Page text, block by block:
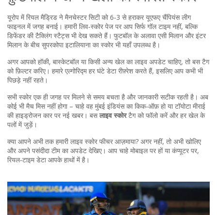
यूरोप में रियल मैड्रिड ने मैनचेस्टर सिटी को 6‑3 से हराकर यूएफए चैंपियंस लीग
फाइनल में जगह बनाई। हमारी लिव‑स्कोर पेज पर आप सिर्फ गॉल टाइम नहीं, बल्कि
डिफेंडर की टैक्लिंग स्टैट्स भी देख सकते हैं। फुटबॉल के अलावा एसी मिलान और इंटर
मिलान के बीच सुपरकोपा इटालियाना का स्कोर भी यहाँ उपलब्ध है।
अगर आपको हॉकी, बास्केटबॉल या किसी अन्य खेल का लाइव अपडेट चाहिए, तो बस टैग
को फ़िल्टर करिए। हमारे एल्गोरिद्म हर घंटे डेटा रीफ़्रेश करते हैं, इसलिए आप कभी भी
पिछड़े नहीं रहते।
सभी स्कोर एक ही जगह पर मिलने से समय बचता है और जानकारी सटीक रहती है। अब
कोई भी मैच मिस नहीं होगा – चाहे वह मुंबई इंडियंस का किक‑ऑफ़ हो या टॉयोटा मीराई
की हाइड्रोजन कार पर नई खबर। बसलाइव स्कोरटैग को फॉलो करें और हर खेल के
पलों में जुड़ें।
क्या आपने अभी तक हमारी लाइव स्कोर फीचर आज़माया? अगर नहीं, तो अभी खोलिए
और अपने पसंदीदा टीम का अपडेट देखिए। आप चाहे मोबाइल पर हों या कंप्यूटर पर,
रियल‑टाइम डेटा आपके हाथों में है।